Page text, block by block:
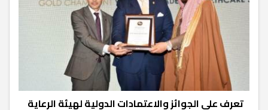
تعرف على الجوائز والاعتمادات الدولية لهيئة الرعاية